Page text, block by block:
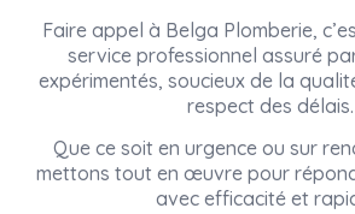
Faire appel à Belga Plomberie,
service professionnel assuré
expérimentés, soucieux de la
respect des délais.
Que ce soit en urgence ou sur
mettons tout en œuvre pour
avec efficacité et